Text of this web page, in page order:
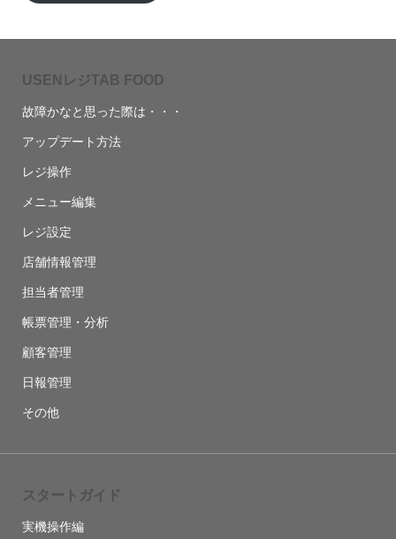
USENレジTAB FOOD
故障かなと思った際は・・・
アップデート方法
レジ操作
メニュー編集
レジ設定
店舗情報管理
担当者管理
帳票管理・分析
顧客管理
日報管理
その他
スタートガイド
実機操作編